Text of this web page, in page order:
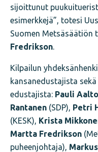
sijoittunut
esimerkkejä”, totesi
Suomen Metsäsäätiön
Fredrikson.
Kilpailun
kansanedustajista
edustajista: Pauli
Rantanen (SDP), Petri
(KESK), Krista
Martta Fredrikson
puheenjohtaja),